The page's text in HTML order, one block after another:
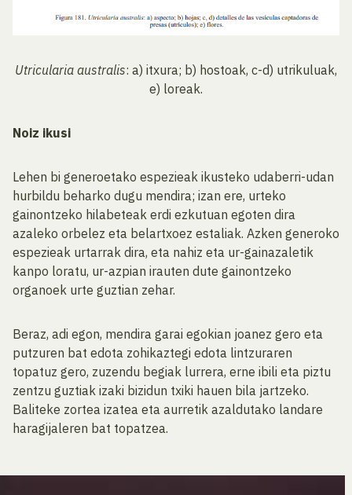
Utricularia australis: a) itxura; b) hostoak, c-d) utrikuluak,
e) loreak.
Noiz ikusi
Lehen bi generoetako espezieak ikusteko udaberri-udan
hurbildu beharko dugu mendira; izan ere, urteko
gainontzeko hilabeteak erdi ezkutuan egoten dira
azaleko orbelez eta belartxoez estaliak. Azken generoko
espezieak urtarrak dira, eta nahiz eta ur-gainazaletik
kanpo loratu, ur-azpian irauten dute gainontzeko
organoek urte guztian zehar.
Beraz, adi egon, mendira garai egokian joanez gero eta
putzuren bat edota zohikaztegi edota lintzuraren
topatuz gero, zuzendu begiak lurrera, erne ibili eta piztu
zentzu guztiak izaki bizidun txiki hauen bila jartzeko.
Baliteke zortea izatea eta aurretik azaldutako landare
haragijaleren bat topatzea.